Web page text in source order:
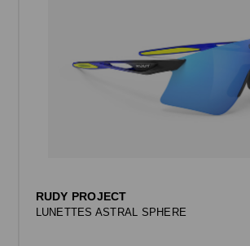
RUDY PROJECT
LUNETTES ASTRAL SPHERE